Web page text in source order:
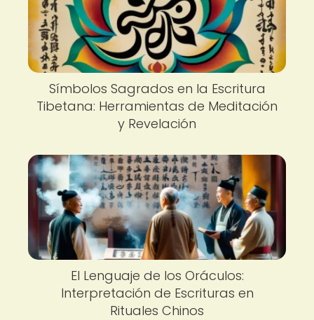
Símbolos Sagrados en la Escritura
Tibetana: Herramientas de Meditación
y Revelación
El Lenguaje de los Oráculos:
Interpretación de Escrituras en
Rituales Chinos